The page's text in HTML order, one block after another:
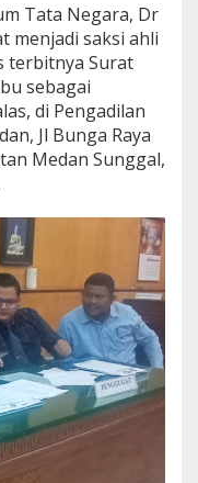
Tata Negara, Dr
menjadi saksi ahli
terbitnya Surat
sebagai
di Pengadilan
Jl Bunga Raya
Medan Sunggal,